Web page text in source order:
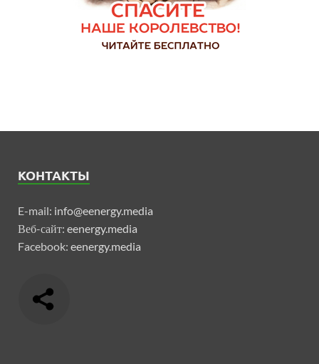
КОНТАКТЫ
E-mail: info@eenergy.media
Веб-сайт: eenergy.media
Facebook: eenergy.media